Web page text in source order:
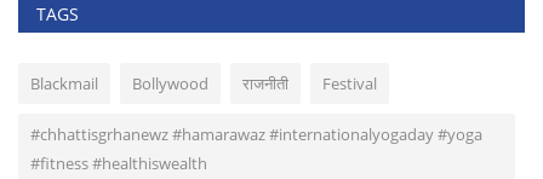
TAGS
Blackmail Bollywood राजनीती Festival
#chhattisgrhanewz #hamarawaz #internationalyogaday #yoga
#fitness #healthiswealth